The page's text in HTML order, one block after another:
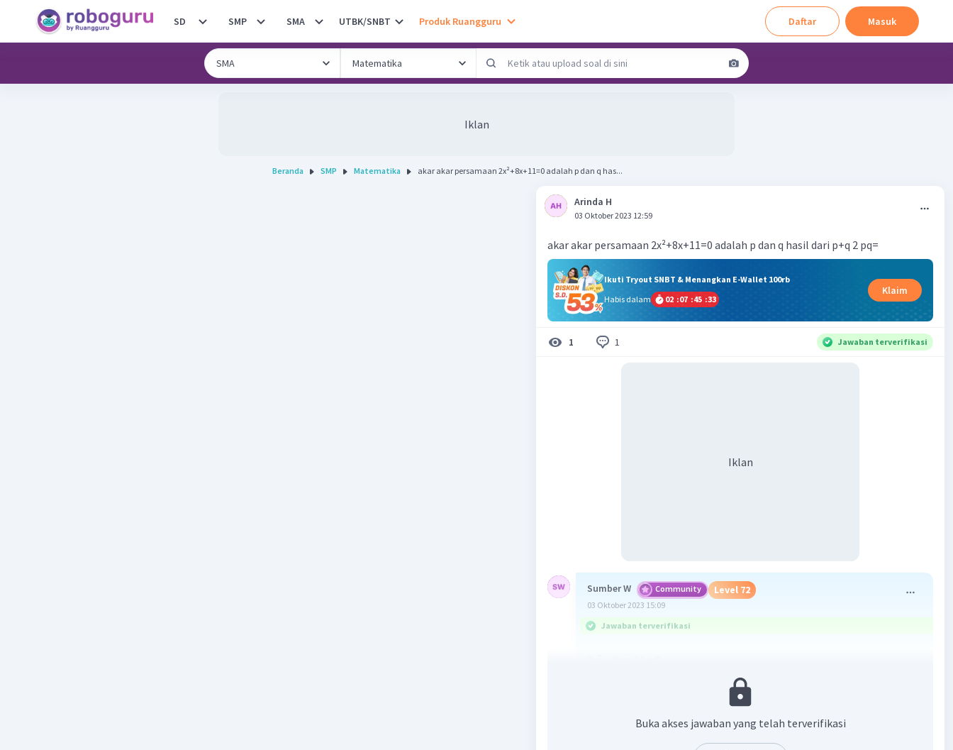
SD SMP SMA UTBK/SNBT Produk Ruangguru Daftar Masuk
Iklan
Beranda SMP Matematika akar akar persamaan 2x²+8x+11=0 adalah p dan q has...
Arinda H
03 Oktober 2023 12:59
akar akar persamaan 2x²+8x+11=0 adalah p dan q hasil dari p+q 2 pq=
Ikuti Tryout SNBT & Menangkan E-Wallet 100rb
Habis dalam
02 :07 :45 :32
Klaim
1 1 Jawaban terverifikasi
Iklan
Sumber W Community Level 72
03 Oktober 2023 15:09
Jawaban terverifikasi
p.q = c/a = 11/2 = 5,5
Buka akses jawaban yang telah terverifikasi